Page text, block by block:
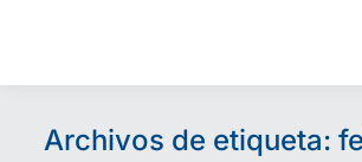
Archivos de etiqueta: